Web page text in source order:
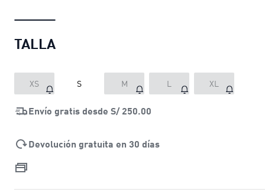
TALLA
XS S M L XL
Envío gratis desde S/ 250.00
Devolución gratuita en 30 días